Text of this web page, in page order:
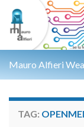
Mauro Alfieri
TAG: